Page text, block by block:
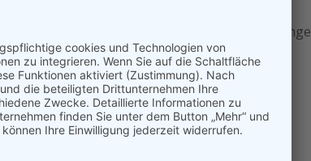
während der Hinfahrt herrschte eine